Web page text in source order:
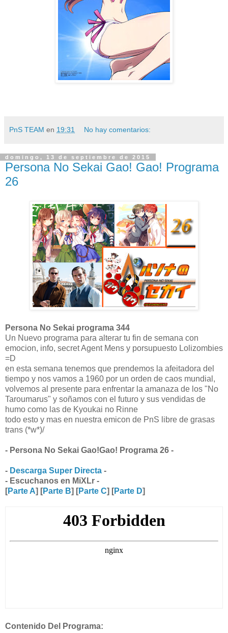
PnS TEAM en 19:31 No hay comentarios:
domingo, 13 de septiembre de 2015
Persona No Sekai Gao! Gao! Programa
26
Persona No Sekai programa 344
Un Nuevo programa para alterar tu fin de semana con
emocion, info, secret Agent Mens y porsupuesto Lolizombies
=D
en esta semana tenemos que prendemos la afeitadora del
tiempo y nos vamos a 1960 por un orden de caos mundial,
volvemos al presente para enfrentar la amanaza de los "No
Taroumarus" y soñamos con el futuro y sus vendidas de
humo como las de Kyoukai no Rinne
todo esto y mas en nuestra emicon de PnS libre de grasas
trans (*w*)/
- Persona No Sekai Gao!Gao! Programa 26 -
- Descarga Super Directa -
- Escuchanos en MiXLr -
[Parte A] [Parte B] [Parte C] [Parte D]
Contenido Del Programa: